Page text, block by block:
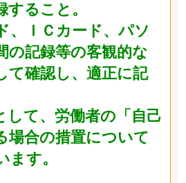
すること。
ＩＣカード、パソ
の記録等の客観的な
て確認し、適正に記
て、労働者の「自己
場合の措置について
ます。